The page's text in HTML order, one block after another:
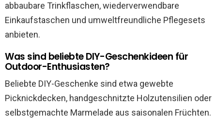
abbaubare Trinkflaschen, wiederverwendbare
Einkaufstaschen und umweltfreundliche Pflegesets
anbieten.
Was sind beliebte DIY-Geschenkideen für
Outdoor-Enthusiasten?
Beliebte DIY-Geschenke sind etwa gewebte
Picknickdecken, handgeschnitzte Holzutensilien oder
selbstgemachte Marmelade aus saisonalen Früchten.